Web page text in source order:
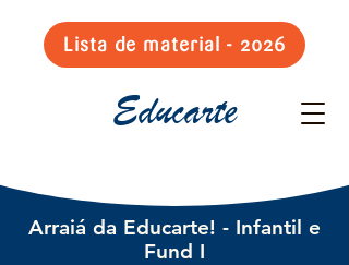
Lista de material - 2026
Educarte
Arraiá da Educarte! - Infantil e
Fund I